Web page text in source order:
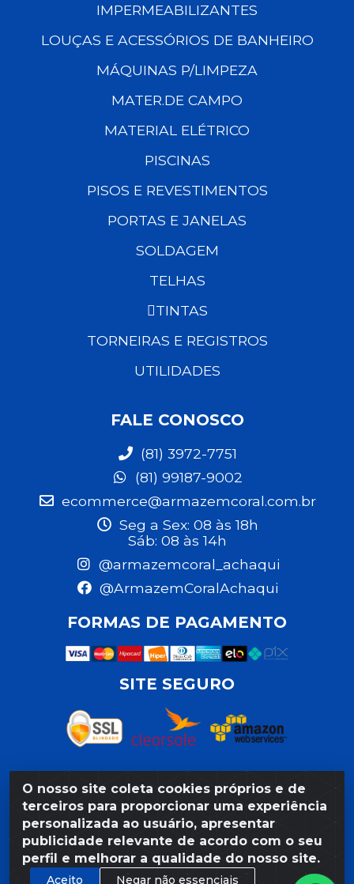
O nosso site coleta cookies próprios e de
terceiros para proporcionar uma experiência
personalizada ao usuário, apresentar
publicidade relevante de acordo com o seu
perfil e melhorar a qualidade do nosso site.
Aceito Negar não essenciais
IMPERMEABILIZANTES
LOUÇAS E ACESSÓRIOS DE BANHEIRO
MÁQUINAS P/LIMPEZA
MATER.DE CAMPO
MATERIAL ELÉTRICO
PISCINAS
PISOS E REVESTIMENTOS
PORTAS E JANELAS
SOLDAGEM
TELHAS
TINTAS
TORNEIRAS E REGISTROS
UTILIDADES
FALE CONOSCO
(81) 3972-7751
(81) 99187-9002
ecommerce@armazemcoral.com.br
Seg a Sex: 08 às 18h
Sáb: 08 às 14h
@armazemcoral_achaqui
@ArmazemCoralAchaqui
FORMAS DE PAGAMENTO
SITE SEGURO
Razão Social: Armazém Coral LTDA - Rua da Praia,
103 - São José - Recife/PE - CEP 50020-550 -
CNPJ 11.623.188/0027-80